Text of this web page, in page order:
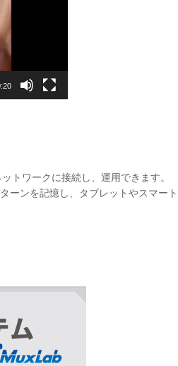
トワークに接続し、運用できます。
ーンを記憶し、タブレットやスマー